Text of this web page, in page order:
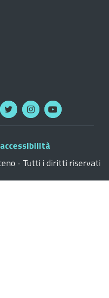
- Tutti i diritti riservati